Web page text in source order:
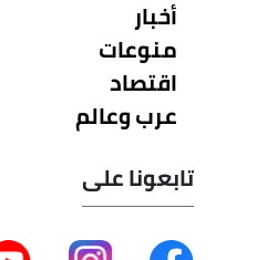
أخبار
منوعات
اقتصاد
عرب وعالم
تابعونا على